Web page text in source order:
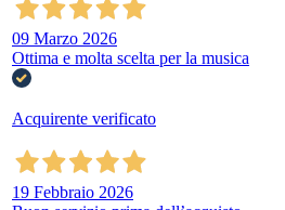
09 Marzo 2026
Ottima e molta scelta per la musica
Acquirente verificato
19 Febbraio 2026